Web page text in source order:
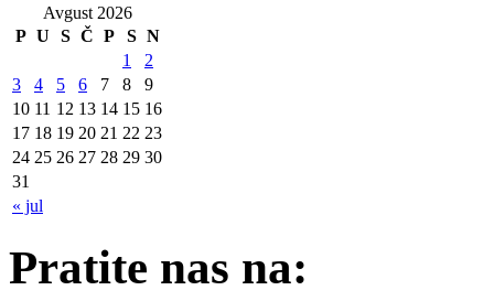
Avgust 2026
P U S Č P S N
« jul
1
2
3
4 5 6 7 8
9
10 11 12 13 14 15 16
17 18 19 20 21 22 23
24 25 26 27 28 29 30
31
Pratite nas na: